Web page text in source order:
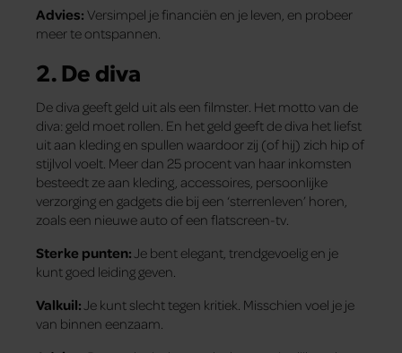
Advies: Versimpel je financiën en je leven, en probeer
meer te ontspannen.
2. De diva
De diva geeft geld uit als een filmster. Het motto van de
diva: geld moet rollen. En het geld geeft de diva het liefst
uit aan kleding en spullen waardoor zij (of hij) zich hip of
stijlvol voelt. Meer dan 25 procent van haar inkomsten
besteedt ze aan kleding, accessoires, persoonlijke
verzorging en gadgets die bij een ‘sterrenleven’ horen,
zoals een nieuwe auto of een flatscreen-tv.
Sterke punten:Je bent elegant, trendgevoelig en je
kunt goed leiding geven.
Valkuil:Je kunt slecht tegen kritiek. Misschien voel je je
van binnen eenzaam.